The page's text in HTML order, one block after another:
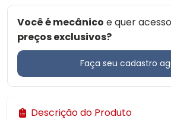
Você é mecânico e quer
preços exclusivos?
Faça seu cadastro
Descrição do Produto